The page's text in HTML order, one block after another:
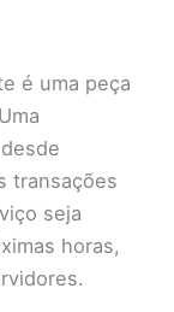
é uma peça
transações
seja
horas,